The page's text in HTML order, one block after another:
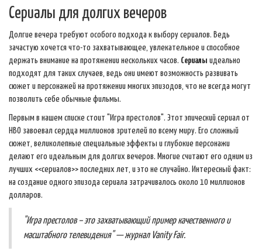
Сериалы для долгих вечеров
Долгие вечера требуют особого подхода к выбору сериалов. Ведь
зачастую хочется что-то захватывающее, увлекательное и способное
держать внимание на протяжении нескольких часов. Сериалы идеально
подходят для таких случаев, ведь они имеют возможность развивать
сюжет и персонажей на протяжении многих эпизодов, что не всегда могут
позволить себе обычные фильмы.
Первым в нашем списке стоит "Игра престолов". Этот эпический сериал от
HBO завоевал сердца миллионов зрителей по всему миру. Его сложный
сюжет, великолепные специальные эффекты и глубокие персонажи
делают его идеальным для долгих вечеров. Многие считают его одним из
лучших <<сериалов>> последних лет, и это не случайно. Интересный факт:
на создание одного эпизода сериала затрачивалось около 10 миллионов
долларов.
"Игра престолов – это захватывающий пример качественного и
масштабного телевидения" — журнал Vanity Fair.